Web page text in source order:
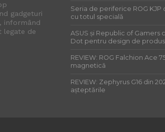
gadgeturi
informând
legate de
Seria de periferice ROG
cu totul specială
ASUS și Republic of Gamers
Dot pentru design de produs
REVIEW: ROG Falchion Ace
magnetică
REVIEW: Zephyrus G16 din
așteptările